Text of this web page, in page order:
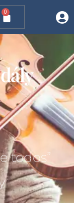
0
todos”